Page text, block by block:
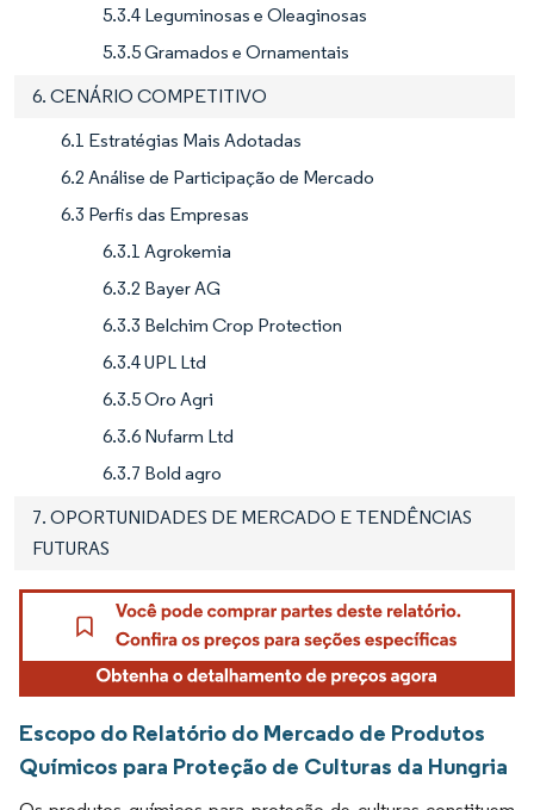
5.3.4 Leguminosas e Oleaginosas
5.3.5 Gramados e Ornamentais
6. CENÁRIO COMPETITIVO
6.1 Estratégias Mais Adotadas
6.2 Análise de Participação de Mercado
6.3 Perfis das Empresas
6.3.1 Agrokemia
6.3.2 Bayer AG
6.3.3 Belchim Crop Protection
6.3.4 UPL Ltd
6.3.5 Oro Agri
6.3.6 Nufarm Ltd
6.3.7 Bold agro
7. OPORTUNIDADES DE MERCADO E TENDÊNCIAS
FUTURAS
Escopo do Relatório do Mercado de Produtos
Químicos para Proteção de Culturas da Hungria